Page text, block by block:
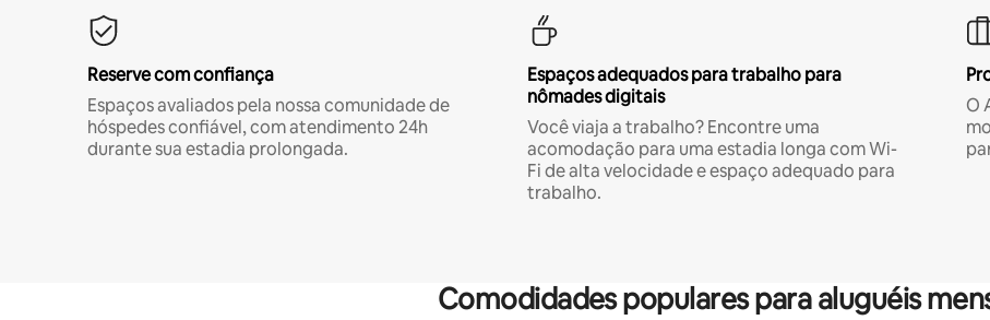
Reserve com confiança
Espaços avaliados pela nossa comunidade de
hóspedes confiável, com atendimento 24h
durante sua estadia prolongada.
Espaços adequados para trabalho para
nômades digitais
Você viaja a trabalho? Encontre uma
acomodação para uma estadia longa com Wi-
Fi de alta velocidade e espaço adequado para
trabalho.
O
Comodidades populares para aluguéis